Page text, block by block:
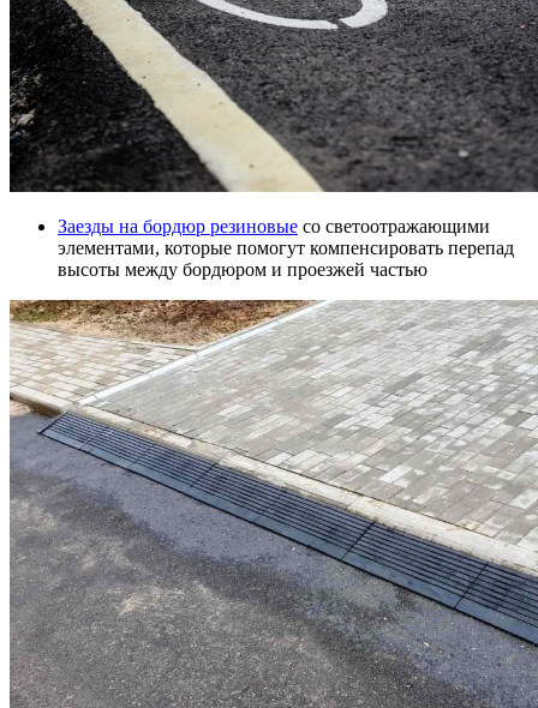
Заезды на бордюр резиновые со светоотражающими
элементами, которые помогут компенсировать перепад
высоты между бордюром и проезжей частью